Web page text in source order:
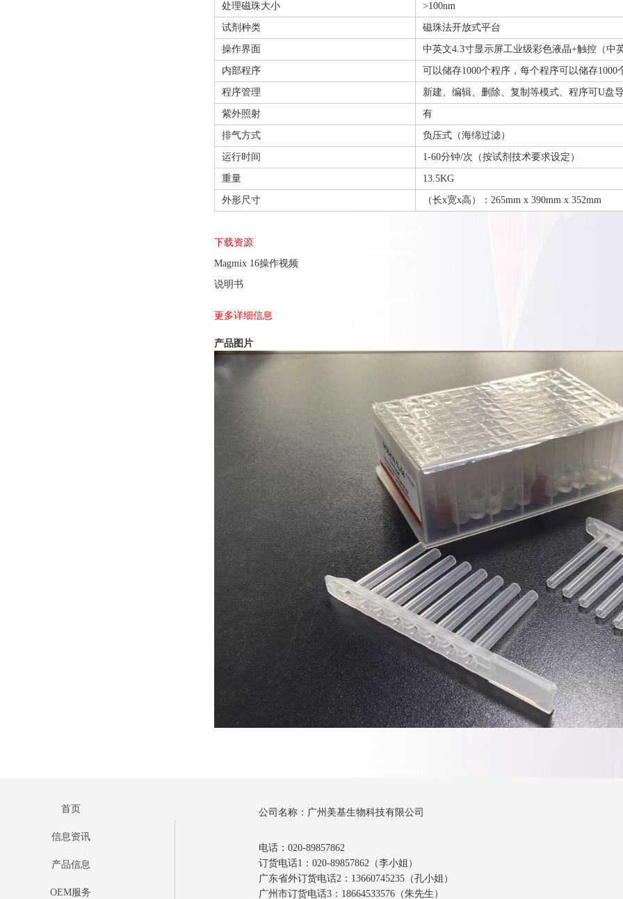
处理磁珠大小 >100nm
试剂种类 磁珠法开放式平台
操作界面 中英文4.3寸显示屏工业级彩色液晶+触控（中
内部程序 可以储存1000个程序，每个程序可以储存1000
程序管理 新建、编辑、删除、复制等模式、程序可U盘
紫外照射 有
排气方式 负压式（海绵过滤）
运行时间 1-60分钟/次（按试剂技术要求设定）
重量 13.5KG
外形尺寸 （长x宽x高）：265mm x 390mm x 352mm
下载资源
Magmix 16操作视频
说明书
更多详细信息
产品图片
首页
信息资讯
产品信息
OEM服务
公司名称：广州美基生物科技有限公司
电话：020-89857862
订货电话1：020-89857862（李小姐）
广东省外订货电话2：13660745235（孔小姐）
广州市订货电话3：18664533576（朱先生）